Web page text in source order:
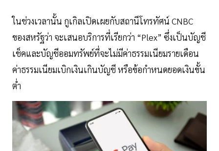
ในช่วงเวลานั้น กูเกิลเปิดเผยกับสถานีโทรทัศน์ CNBC
ของสหรัฐว่า จะเสนอบริการที่เรียกว่า “Plex” ซึ่งเป็นบัญชี
เช็คและบัญชีออมทรัพย์ที่จะไม่มีค่าธรรมเนียมรายเดือน
ค่าธรรมเนียมเบิกเงินเกินบัญชี หรือข้อกำหนดยอดเงินขั้น
ต่ำ